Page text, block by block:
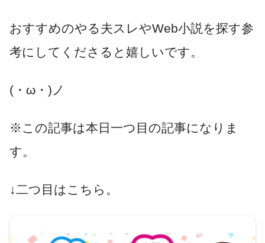
おすすめのやる夫スレやWeb小説を探す参
考にしてくださると嬉しいです。
(・ω・)ノ
※この記事は本日一つ目の記事になりま
す。
↓二つ目はこちら。